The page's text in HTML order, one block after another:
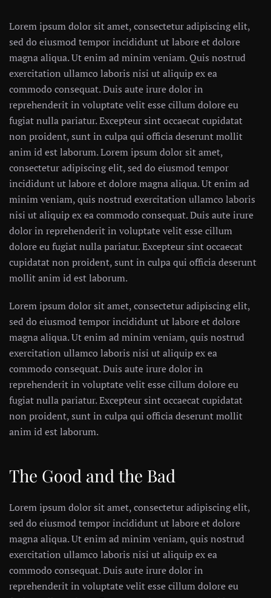
Lorem ipsum dolor sit amet, consectetur adipiscing elit,
sed do eiusmod tempor incididunt ut labore et dolore
magna aliqua. Ut enim ad minim veniam. Quis nostrud
exercitation ullamco laboris nisi ut aliquip ex ea
commodo consequat. Duis aute irure dolor in
reprehenderit in voluptate velit esse cillum dolore eu
fugiat nulla pariatur. Excepteur sint occaecat cupidatat
non proident, sunt in culpa qui officia deserunt mollit
anim id est laborum. Lorem ipsum dolor sit amet,
consectetur adipiscing elit, sed do eiusmod tempor
incididunt ut labore et dolore magna aliqua. Ut enim ad
minim veniam, quis nostrud exercitation ullamco laboris
nisi ut aliquip ex ea commodo consequat. Duis aute irure
dolor in reprehenderit in voluptate velit esse cillum
dolore eu fugiat nulla pariatur. Excepteur sint occaecat
cupidatat non proident, sunt in culpa qui officia deserunt
mollit anim id est laborum.
Lorem ipsum dolor sit amet, consectetur adipiscing elit,
sed do eiusmod tempor incididunt ut labore et dolore
magna aliqua. Ut enim ad minim veniam, quis nostrud
exercitation ullamco laboris nisi ut aliquip ex ea
commodo consequat. Duis aute irure dolor in
reprehenderit in voluptate velit esse cillum dolore eu
fugiat nulla pariatur. Excepteur sint occaecat cupidatat
non proident, sunt in culpa qui officia deserunt mollit
anim id est laborum.
The Good and the Bad
Lorem ipsum dolor sit amet, consectetur adipiscing elit,
sed do eiusmod tempor incididunt ut labore et dolore
magna aliqua. Ut enim ad minim veniam, quis nostrud
exercitation ullamco laboris nisi ut aliquip ex ea
commodo consequat. Duis aute irure dolor in
reprehenderit in voluptate velit esse cillum dolore eu